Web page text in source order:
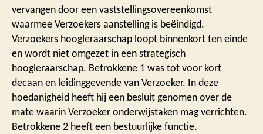
vervangen door een vaststellingsovereenkomst
waarmee Verzoekers aanstelling is beëindigd.
Verzoekers hoogleraarschap loopt binnenkort ten einde
en wordt niet omgezet in een strategisch
hoogleraarschap. Betrokkene 1 was tot voor kort
decaan en leidinggevende van Verzoeker. In deze
hoedanigheid heeft hij een besluit genomen over de
mate waarin Verzoeker onderwijstaken mag verrichten.
Betrokkene 2 heeft een bestuurlijke functie.